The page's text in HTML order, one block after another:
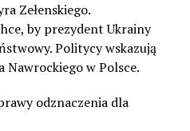
Zełenskiego.
by prezydent Ukrainy
Politycy wskazują
Nawrockiego w Polsce.
odznaczenia dla